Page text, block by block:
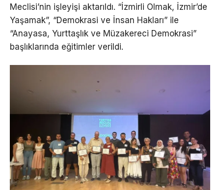
Meclisi’nin işleyişi aktarıldı. “İzmirli Olmak, İzmir’de
Yaşamak”, “Demokrasi ve İnsan Hakları” ile
“Anayasa, Yurttaşlık ve Müzakereci Demokrasi”
başlıklarında eğitimler verildi.